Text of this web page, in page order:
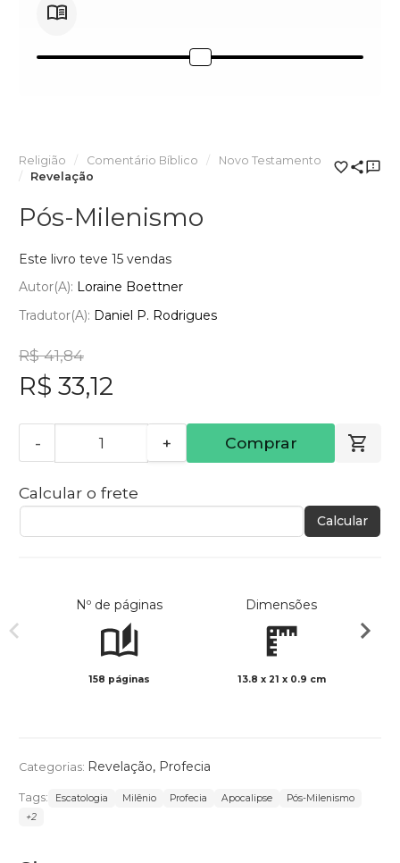
Religião Comentário Bíblico
Novo Testamento
Revelação
Pós-Milenismo
Este livro teve 15 vendas
Autor(a): Loraine Boettner
Tradutor(a): Daniel P. Rodrigues
R$ 41,84
R$ 33,12
- + Comprar
Calcular o frete
Calcular
Nº de páginas
158 páginas
Dimensões
13.8 x 21 x 0.9 cm
Categorias: Revelação, Profecia
Tags: Escatologia Milênio Profecia Apocalipse
Pós-Milenismo
+2